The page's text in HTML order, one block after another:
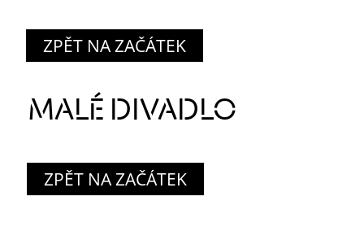
ZPĚT NA ZAČÁTEK
MALÉ DIVADLO
ZPĚT NA ZAČÁTEK